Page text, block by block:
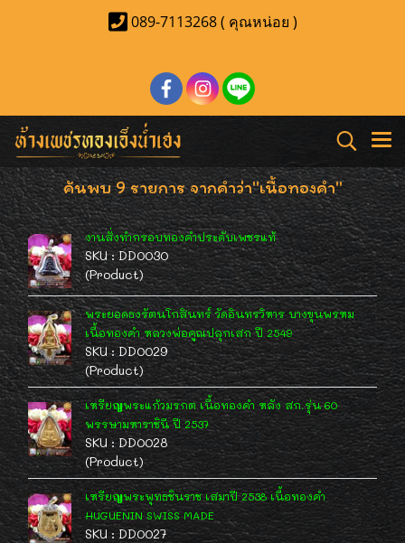
089-7113268 ( คุณหน่อย )
ค้นพบ 9 รายการ จากคำว่า"เนื้อทองคำ"
งานสั่งทำกรอบทองคำประดับเพชรแท้
SKU : DD0030
(Product)
พระยอดธงรัตนโกสินทร์ วัดอินทรวิหาร บางขุนพรหม
เนื้อทองคำ หลวงพ่อคูณปลุกเสก ปี 2549
SKU : DD0029
(Product)
เหรียญพระแก้วมรกต เนื้อทองคำ หลัง สก.รุ่น 60
พรรษามหาราชินี ปี 2537
SKU : DD0028
(Product)
เหรียญพระพุทธชินราช เสมาปี 2538 เนื้อทองคำ
HUGUENIN SWISS MADE
SKU : DD0027